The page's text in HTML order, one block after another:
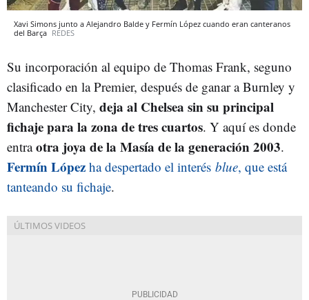
Xavi Simons junto a Alejandro Balde y Fermín López cuando eran canteranos
del Barça REDES
Su incorporación al equipo de Thomas Frank, seguno
clasificado en la Premier, después de ganar a Burnley y
Manchester City, deja al Chelsea sin su principal
fichaje para la zona de tres cuartos. Y aquí es donde
entraotra joya de la Masía de la generación 2003.
Fermín López ha despertado el interés blue, que está
tanteando su fichaje.